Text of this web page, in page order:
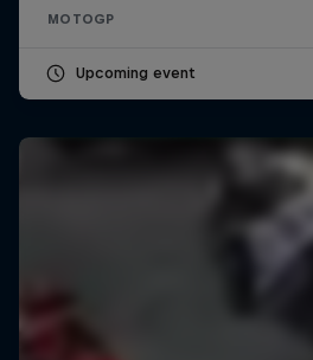
MOTOGP
Upcoming event